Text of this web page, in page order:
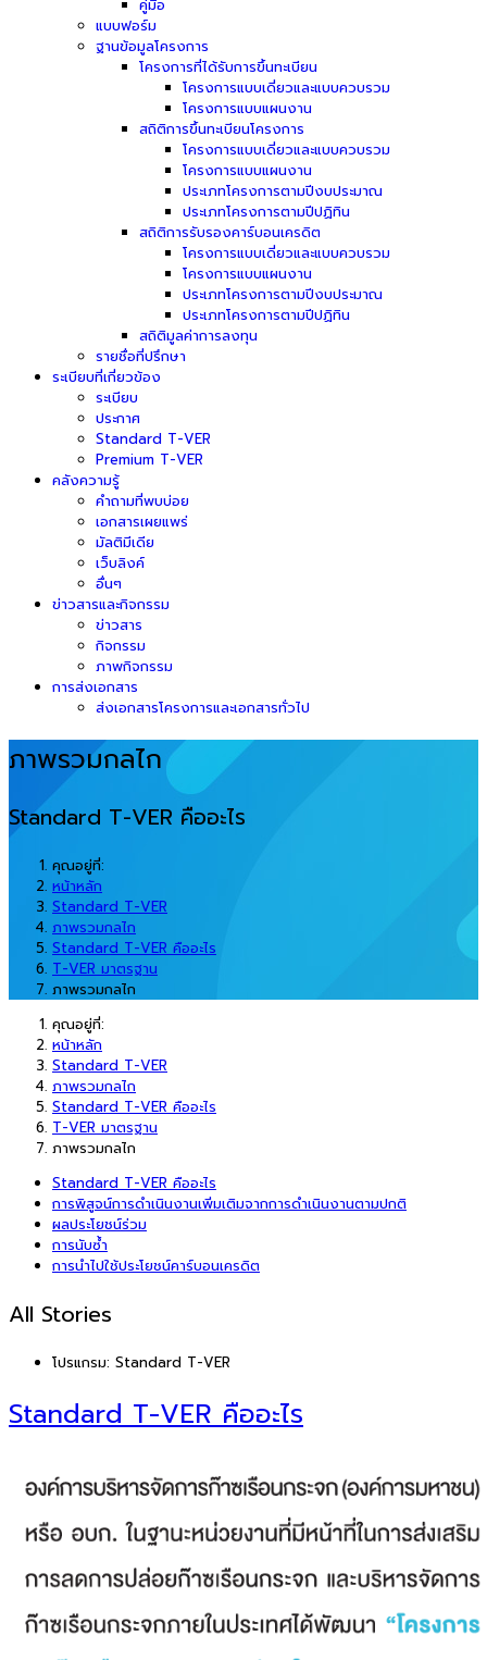
คู่มือ
แบบฟอร์ม
ฐานข้อมูลโครงการ
โครงการที่ได้รับการขึ้นทะเบียน
โครงการแบบเดี่ยวและแบบควบรวม
โครงการแบบแผนงาน
สถิติการขึ้นทะเบียนโครงการ
โครงการแบบเดี่ยวและแบบควบรวม
โครงการแบบแผนงาน
ประเภทโครงการตามปีงบประมาณ
ประเภทโครงการตามปีปฏิทิน
สถิติการรับรองคาร์บอนเครดิต
โครงการแบบเดี่ยวและแบบควบรวม
โครงการแบบแผนงาน
ประเภทโครงการตามปีงบประมาณ
ประเภทโครงการตามปีปฏิทิน
สถิติมูลค่าการลงทุน
รายชื่อที่ปรึกษา
ระเบียบที่เกี่ยวข้อง
ระเบียบ
ประกาศ
Standard T-VER
Premium T-VER
คลังความรู้
คำถามที่พบบ่อย
เอกสารเผยแพร่
มัลติมีเดีย
เว็บลิงค์
อื่นๆ
ข่าวสารและกิจกรรม
ข่าวสาร
กิจกรรม
ภาพกิจกรรม
การส่งเอกสาร
ส่งเอกสารโครงการและเอกสารทั่วไป
ภาพรวมกลไก
Standard T-VER คืออะไร
คุณอยู่ที่:
หน้าหลัก
Standard T-VER
ภาพรวมกลไก
Standard T-VER คืออะไร
T-VER มาตรฐาน
ภาพรวมกลไก
คุณอยู่ที่:
หน้าหลัก
Standard T-VER
ภาพรวมกลไก
Standard T-VER คืออะไร
T-VER มาตรฐาน
ภาพรวมกลไก
Standard T-VER คืออะไร
การพิสูจน์การดำเนินงานเพิ่มเติมจากการดำเนินงานตามปกติ
ผลประโยชน์ร่วม
การนับซ้ำ
การนำไปใช้ประโยชน์คาร์บอนเครดิต
All Stories
โปรแกรม: Standard T-VER
Standard T-VER คืออะไร